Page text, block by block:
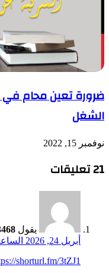
ضرورة تعين محام في
الشغل
نوفمبر 15, 2022
‫21 تعليقات
يقول
أبريل 24, 2026 الساعة 12:30 م
shorturl.fm/3tZJ1